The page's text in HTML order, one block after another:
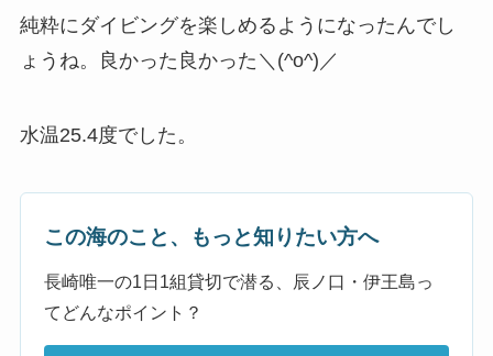
純粋にダイビングを楽しめるようになったんでし
ょうね。良かった良かった＼(^o^)／
水温25.4度でした。
この海のこと、もっと知りたい方へ
長崎唯一の1日1組貸切で潜る、辰ノ口・伊王島っ
てどんなポイント？